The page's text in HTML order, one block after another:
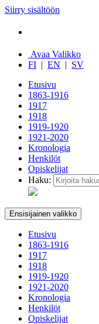
Siirry sisältöön
Avaa Valikko
FI | EN | SV
Etusivu
1863-1916
1917
1918
1919-1920
1921-2020
Kronologia
Henkilöt
Opiskelijat
Haku:
Ensisijainen valikko
Etusivu
1863-1916
1917
1918
1919-1920
1921-2020
Kronologia
Henkilöt
Opiskelijat